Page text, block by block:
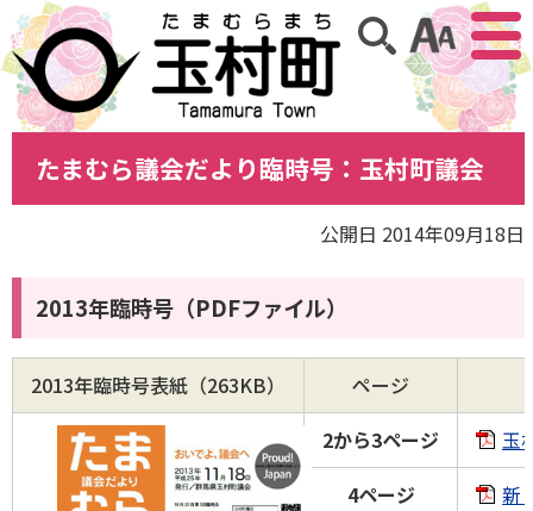
アクセ
サイト内検索
たまむら議会だより臨時号：玉村町議会
公開日 2014年09月18日
2013年臨時号（PDFファイル）
2013年臨時号表紙（263KB）
ページ
2から3ページ
玉
4ページ
新